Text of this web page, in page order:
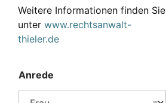
Weitere Informationen finden Sie
unter www.rechtsanwalt-
thieler.de
Anrede